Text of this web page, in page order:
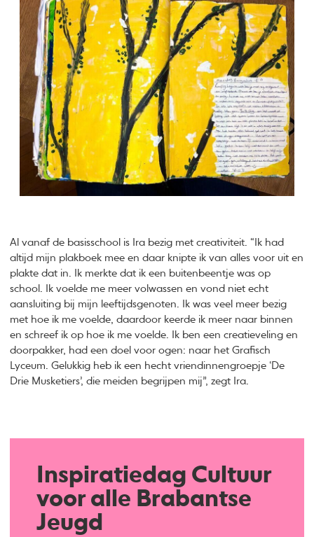
Al vanaf de basisschool is Ira bezig met creativiteit. “Ik had
altijd mijn plakboek mee en daar knipte ik van alles voor uit en
plakte dat in. Ik merkte dat ik een buitenbeentje was op
school. Ik voelde me meer volwassen en vond niet echt
aansluiting bij mijn leeftijdsgenoten. Ik was veel meer bezig
met hoe ik me voelde, daardoor keerde ik meer naar binnen
en schreef ik op hoe ik me voelde. Ik ben een creatieveling en
doorpakker, had een doel voor ogen: naar het Grafisch
Lyceum. Gelukkig heb ik een hecht vriendinnengroepje ‘De
Drie Musketiers’, die meiden begrijpen mij”, zegt Ira.
Inspiratiedag Cultuur
voor alle Brabantse
Jeugd